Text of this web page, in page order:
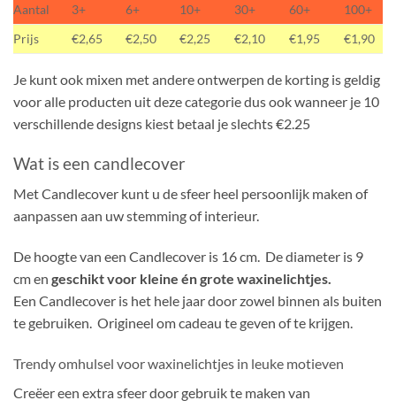
Aantal 3+ 6+ 10+ 30+ 60+
100+
Prijs
€2,65 €2,50 €2,25 €2,10 €1,95 €1,90
Je kunt ook mixen met andere ontwerpen de korting is geldig
voor alle producten uit deze categorie dus ook wanneer je 10
verschillende designs kiest betaal je slechts €2.25
Wat is een candlecover
Met Candlecover kunt u de sfeer heel persoonlijk maken of
aanpassen aan uw stemming of interieur.
De hoogte van een Candlecover is 16 cm. De diameter is 9
cm en geschikt voor kleine én grote waxinelichtjes.
Een Candlecover is het hele jaar door zowel binnen als buiten
te gebruiken. Origineel om cadeau te geven of te krijgen.
Trendy omhulsel voor waxinelichtjes in leuke motieven
Creëer een extra sfeer door gebruik te maken van